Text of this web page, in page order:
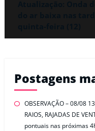
Postagens
OBSERVAÇÃO – 08/08
RAIOS, RAJADAS DE
pontuais nas próximas